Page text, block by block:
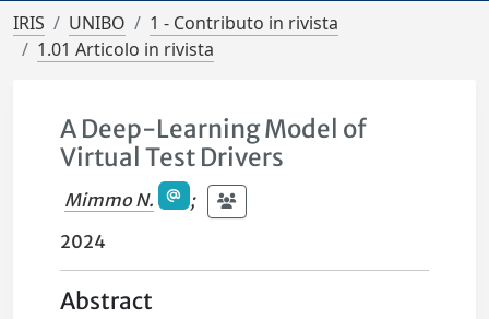
IRIS UNIBO
1 - Contributo in rivista
1.01 Articolo in rivista
A Deep-Learning Model of
Virtual Test Drivers
Mimmo N.
;
2024
Abstract